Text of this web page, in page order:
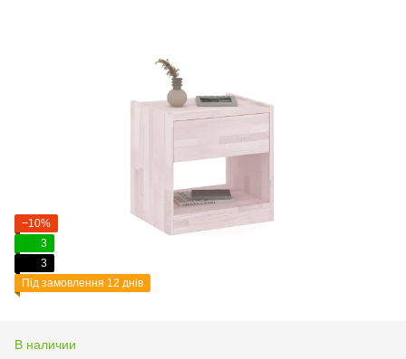
−10%
3
3
Під замовлення 12 днів
В наличии